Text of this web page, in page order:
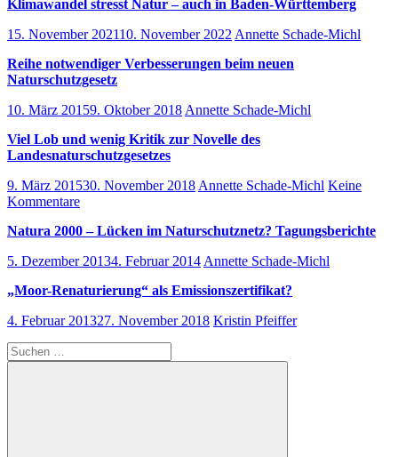
Klimawandel stresst Natur – auch in Baden-Württemberg
15. November 202110. November 2022 Annette Schade-Michl
Reihe notwendiger Verbesserungen beim neuen
Naturschutzgesetz
10. März 20159. Oktober 2018 Annette Schade-Michl
Viel Lob und wenig Kritik zur Novelle des
Landesnaturschutzgesetzes
9. März 201530. November 2018 Annette Schade-Michl Keine
Kommentare
Natura 2000 – Lücken im Naturschutznetz? Tagungsberichte
5. Dezember 20134. Februar 2014 Annette Schade-Michl
„Moor-Renaturierung“ als Emissionszertifikat?
4. Februar 201327. November 2018 Kristin Pfeiffer
Suchen
nach: